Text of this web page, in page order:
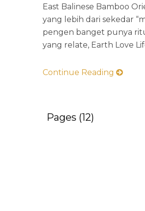
East Balinese Bamboo
yang lebih dari sekedar
pengen banget punya
yang relate, Earth Love
Continue Reading
Pages (12)